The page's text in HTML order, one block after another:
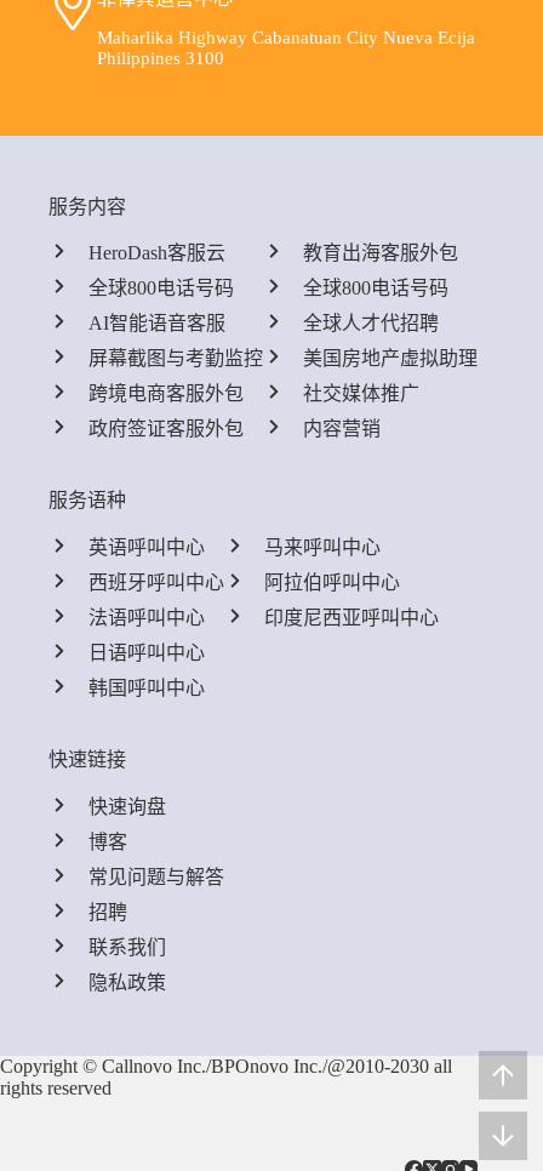
Maharlika Highway Cabanatuan City Nueva Ecija
Philippines 3100
服务内容
HeroDash客服云
全球800电话号码
AI智能语音客服
屏幕截图与考勤监控
跨境电商客服外包
政府签证客服外包
教育出海客服外包
全球800电话号码
全球人才代招聘
美国房地产虚拟助理
社交媒体推广
内容营销
服务语种
英语呼叫中心
西班牙呼叫中心
法语呼叫中心
日语呼叫中心
韩国呼叫中心
马来呼叫中心
阿拉伯呼叫中心
印度尼西亚呼叫中心
快速链接
快速询盘
博客
常见问题与解答
招聘
联系我们
隐私政策
Copyright © Callnovo Inc./BPOnovo Inc./@2010-2030 all
rights reserved